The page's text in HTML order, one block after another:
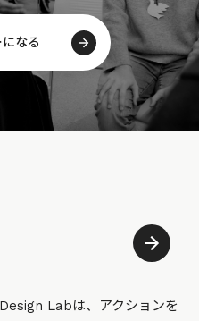
なる
Labは、アクションを